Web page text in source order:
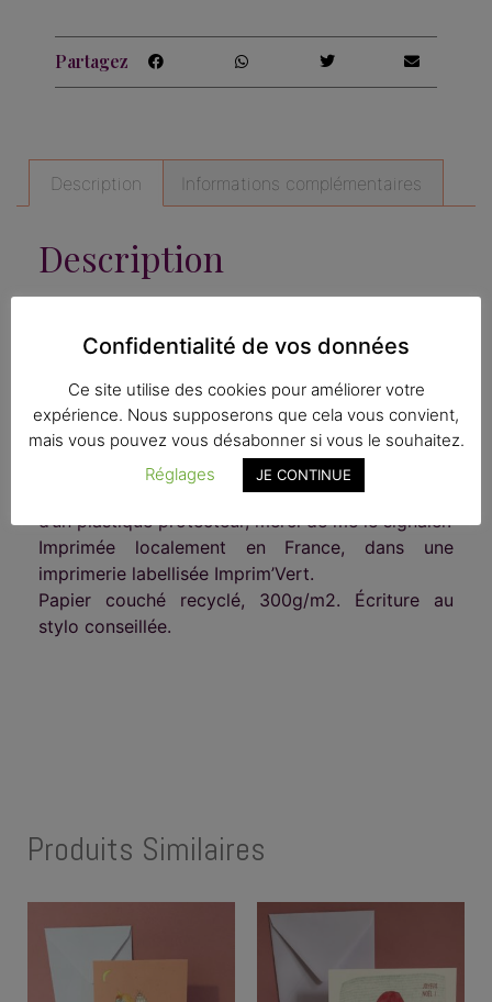
Partagez
Description Informations complémentaires
Description
Dessin : cœur fleuri, ex-voto
collectionner.
Intérieur blanc
Format 10,5 x 14,8, soit A6 une fois fermée, A5
Livrée avec son enveloppe recyclée. Si besoin
d’un plastique protecteur, merci de me le signaler.
Imprimée localement en France, dans une
imprimerie labellisée Imprim’Vert.
Papier couché recyclé, 300g/m2. Écriture au
stylo conseillée.
Produits Similaires
Confidentialité de vos données
Ce site utilise des cookies pour améliorer votre
expérience. Nous supposerons que cela vous convient,
mais vous pouvez vous désabonner si vous le souhaitez.
Réglages
JE CONTINUE